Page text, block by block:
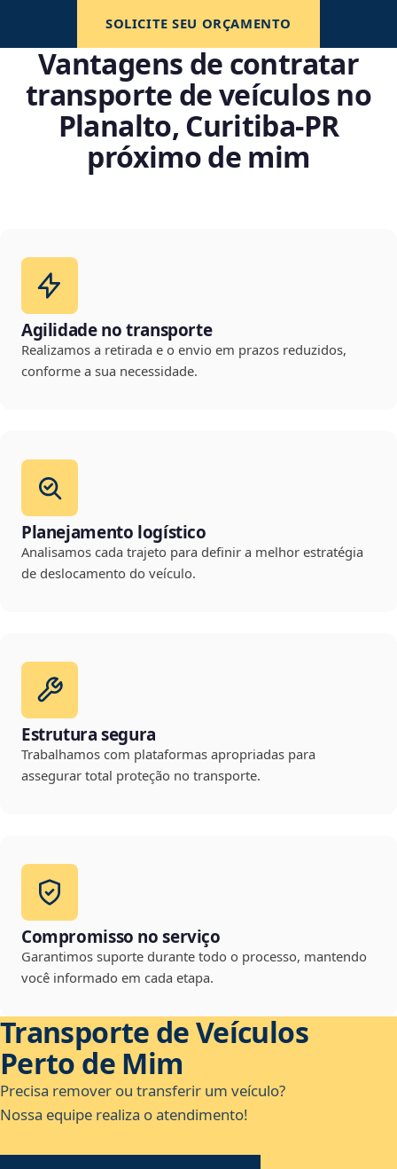
SOLICITE SEU ORÇAMENTO
Vantagens de contratar
transporte de veículos no
Planalto, Curitiba‑PR
próximo de mim
Agilidade no transporte
Realizamos a retirada e o envio em prazos reduzidos,
conforme a sua necessidade.
Planejamento logístico
Analisamos cada trajeto para definir a melhor estratégia
de deslocamento do veículo.
Estrutura segura
Trabalhamos com plataformas apropriadas para
assegurar total proteção no transporte.
Compromisso no serviço
Garantimos suporte durante todo o processo, mantendo
você informado em cada etapa.
Transporte de Veículos
Perto de Mim
Precisa remover ou transferir um veículo?
Nossa equipe realiza o atendimento!